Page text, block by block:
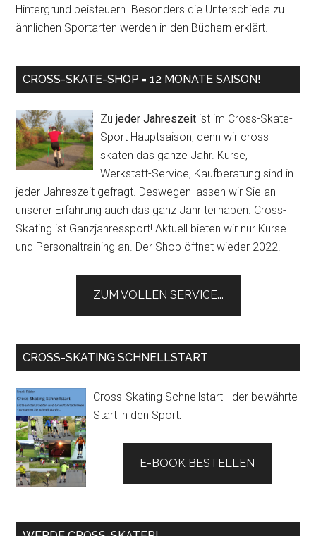
Hintergrund beisteuern. Besonders die Unterschiede zu
ähnlichen Sportarten werden in den Büchern erklärt.
CROSS-SKATE-SHOP = 12 MONATE SAISON!
Zujeder Jahreszeit ist im Cross-Skate-
Sport Hauptsaison, denn wir cross-
skaten das ganze Jahr. Kurse,
Werkstatt-Service, Kaufberatung sind in
jeder Jahreszeit gefragt. Deswegen lassen wir Sie an
unserer Erfahrung auch das ganz Jahr teilhaben. Cross-
Skating ist Ganzjahressport! Aktuell bieten wir nur Kurse
und Personaltraining an. Der Shop öffnet wieder 2022.
ZUM VOLLEN SERVICE...
CROSS-SKATING SCHNELLSTART
Cross-Skating Schnellstart - der bewährte
Start in den Sport.
E-BOOK BESTELLEN